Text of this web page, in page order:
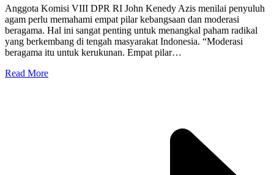
Anggota Komisi VIII DPR RI John Kenedy Azis menilai penyuluh
agam perlu memahami empat pilar kebangsaan dan moderasi
beragama. Hal ini sangat penting untuk menangkal paham radikal
yang berkembang di tengah masyarakat Indonesia. “Moderasi
beragama itu untuk kerukunan. Empat pilar…
Read More